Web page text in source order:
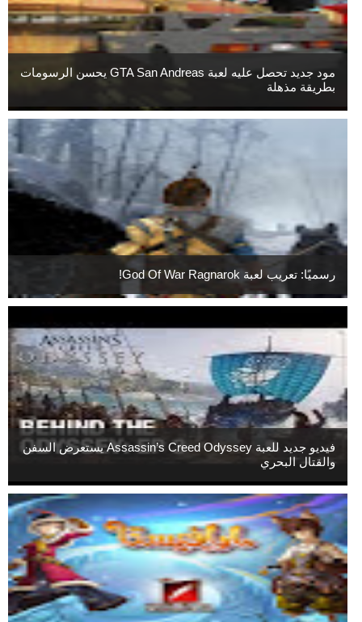
مود جديد تحصل عليه لعبة GTA San Andreas يحسن الرسومات
بطريقة مذهلة
رسميًا: تعريب لعبة God Of War Ragnarok!
فيديو جديد للعبة Assassin’s Creed Odyssey يستعرض السفن
والقتال البحري